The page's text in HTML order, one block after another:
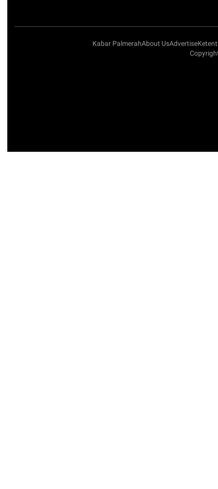
Kabar PalmerahAbout UsAdvertise